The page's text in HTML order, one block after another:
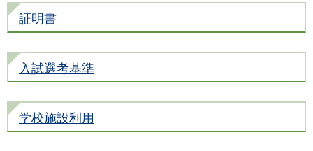
証明書
入試選考基準
学校施設利用